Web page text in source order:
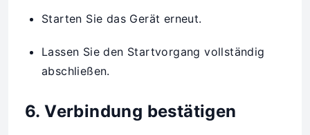
Starten Sie das Gerät erneut.
Lassen Sie den Startvorgang vollständig
abschließen.
6. Verbindung bestätigen